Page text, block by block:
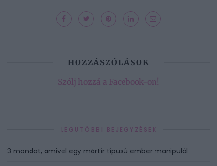
HOZZÁSZÓLÁSOK
Szólj hozzá a Facebook-on!
LEGUTÓBBI BEJEGYZÉSEK
3 mondat, amivel egy mártír típusú ember manipulál